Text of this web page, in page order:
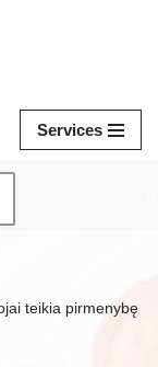
Services
teikia pirmenybę